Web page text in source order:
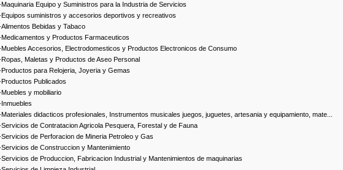
Equipo y Suministros para la Industria de Servicios
Equipos suministros y accesorios deportivos y recreativos
Bebidas y Tabaco
y Productos Farmaceuticos
Accesorios, Electrodomesticos y Productos Electronicos de Consumo
Maletas y Productos de Aseo Personal
para Relojeria, Joyeria y Gemas
Publicados
y mobiliario
didacticos profesionales, Instrumentos musicales juegos, juguetes, artesania y equipamiento, mate...
de Contratacion Agricola Pesquera, Forestal y de Fauna
de Perforacion de Mineria Petroleo y Gas
de Construccion y Mantenimiento
de Produccion, Fabricacion Industrial y Mantenimientos de maquinarias